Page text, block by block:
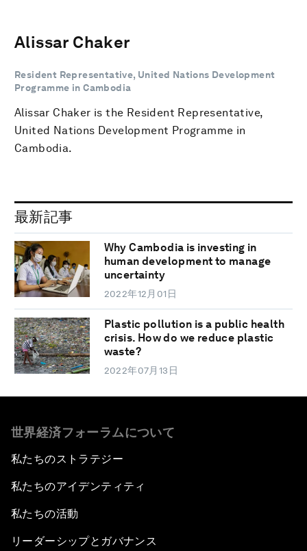
Alissar Chaker
Resident Representative, United Nations Development
Programme in Cambodia
Alissar Chaker is the Resident Representative,
United Nations Development Programme in
Cambodia.
最新記事
Why Cambodia is investing in
human development to manage
uncertainty
2022年12月01日
Plastic pollution is a public health
crisis. How do we reduce plastic
waste?
2022年07月13日
世界経済フォーラムについて
私たちのストラテジー
私たちのアイデンティティ
私たちの活動
リーダーシップとガバナンス